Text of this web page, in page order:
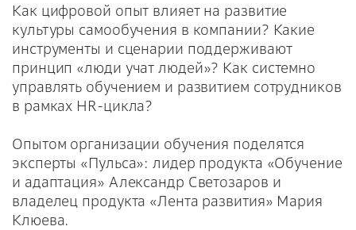
Как цифровой опыт влияет на развитие
культуры самообучения в компании? Какие
инструменты и сценарии поддерживают
принцип «люди учат людей»? Как системно
управлять обучением и развитием сотрудников
в рамках HR-цикла?
Опытом организации обучения поделятся
эксперты «Пульса»: лидер продукта «Обучение
и адаптация» Александр Светозаров и
владелец продукта «Лента развития» Мария
Клюева.